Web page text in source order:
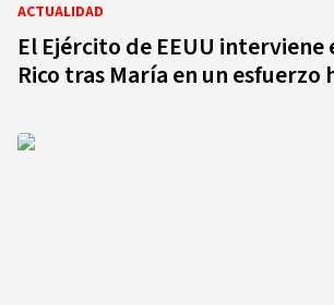
ACTUALIDAD
El Ejército de EEUU interviene
Rico tras María en un esfuerzo